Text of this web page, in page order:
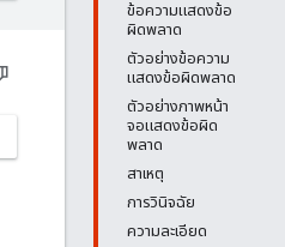
ข้อความแสดงข้อ
ผิดพลาด
ตัวอย่างข้อความ
แสดงข้อผิดพลาด
ตัวอย่างภาพหน้า
จอแสดงข้อผิด
พลาด
สาเหตุ
การวินิจฉัย
ความละเอียด